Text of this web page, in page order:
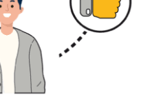
Analyse